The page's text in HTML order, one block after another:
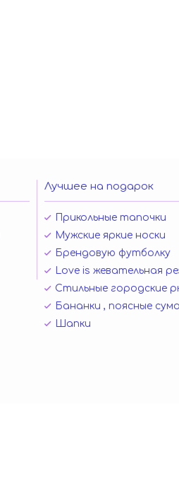
Лучшее на подарок
Прикольные тапочки
Мужские яркие носки
Брендовую футболку
Love is жевательная
Стильные городские
Бананки , поясные
Шапки